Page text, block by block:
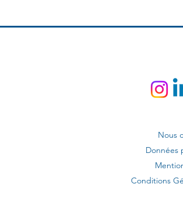
Nous
Données
Conditions